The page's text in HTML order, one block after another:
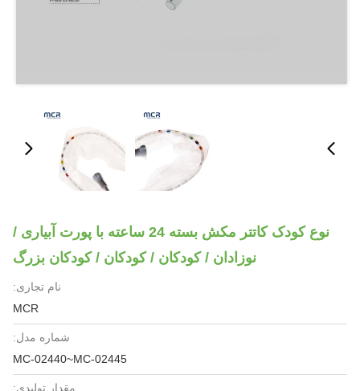
نوع کودک کاتتر مکش بسته 24 ساعته با پورت آبیاری /
نوزادان / کودکان / کودکان / کودکان بزرگ
نام تجاری:
MCR
شماره مدل:
MC-02440~MC-02445
مقدار تولیدی: